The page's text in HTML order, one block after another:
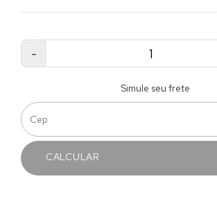
-
Simule seu frete
CALCULAR